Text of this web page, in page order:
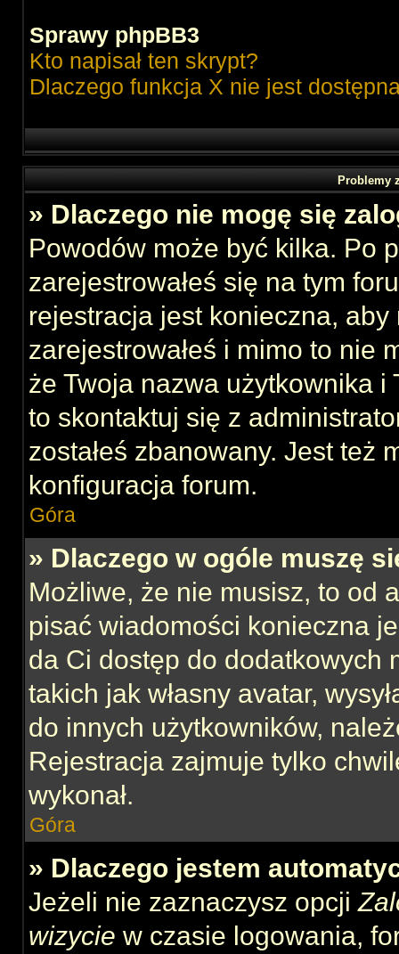
Sprawy phpBB3
Kto napisał ten skrypt?
Dlaczego funkcja X nie jest
Problemy
» Dlaczego nie mogę się
Powodów może być kilka. Po
zarejestrowałeś się na tym
rejestracja jest konieczna,
zarejestrowałeś i mimo to nie
że Twoja nazwa użytkownika i
to skontaktuj się z
zostałeś zbanowany. Jest też
konfiguracja forum.
Góra
» Dlaczego w ogóle muszę
Możliwe, że nie musisz, to od
pisać wiadomości konieczna
da Ci dostęp do dodatkowych
takich jak własny avatar,
do innych użytkowników,
Rejestracja zajmuje tylko
wykonał.
Góra
» Dlaczego jestem
Jeżeli nie zaznaczysz opcji
wizycie w czasie logowania,